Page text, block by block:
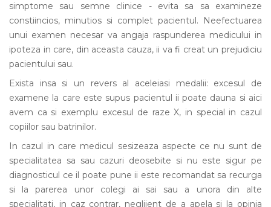
simptome sau semne clinice - evita sa sa examineze
constiincios, minutios si complet pacientul. Neefectuarea
unui examen necesar va angaja raspunderea medicului in
ipoteza in care, din aceasta cauza, ii va fi creat un prejudiciu
pacientului sau.
Exista insa si un revers al aceleiasi medalii: excesul de
examene la care este supus pacientul ii poate dauna si aici
avem ca si exemplu excesul de raze X, in special in cazul
copiilor sau batrinilor.
In cazul in care medicul sesizeaza aspecte ce nu sunt de
specialitatea sa sau cazuri deosebite si nu este sigur pe
diagnosticul ce il poate pune ii este recomandat sa recurga
si la parerea unor colegi ai sai sau a unora din alte
specialitati, in caz contrar, neglijent de a apela si la opinia